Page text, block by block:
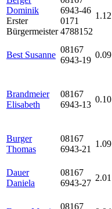
Dominik
Erster
Bürgermeister
6943-46
0171
4788152
1.12
Best Susanne
08167
6943-19
0.09
Brandmeier
Elisabeth
08167
6943-13
0.10
Burger
Thomas
08167
6943-21
1.09
Dauer
Daniela
08167
6943-27
2.01
08167